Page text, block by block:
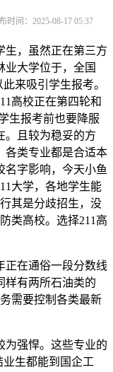
时间：2025-08-17 05:37
，虽然正在第三方
业大学位于，全国
来吸引学生报考。
高校正在第四轮和
生报考前也要降服
。且较为稳妥的方
各类专业都是合适本
名字影响，今天小鱼
大学，各地学生能
其是分歧招生，没
类高校。选择211高
在通俗一段分数线
样有两所石油类的
需要控制各类最新
强悍。这些专业的
业生都能到国企工